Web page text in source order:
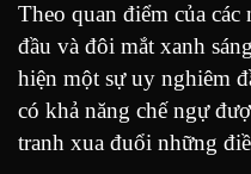
Theo quan điểm của
đầu và đôi mắt xanh
hiện một sự uy nghiêm
có khả năng chế ngự
tranh xua đuổi những